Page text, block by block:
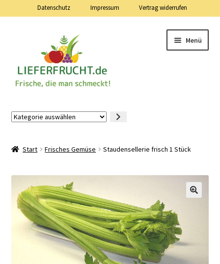
Datenschutz Impressum Vertrag widerrufen
Menü
Vertrag widerrufen
Kategorie
Start Frisches Gemüse Staudensellerie frisch 1 Stück